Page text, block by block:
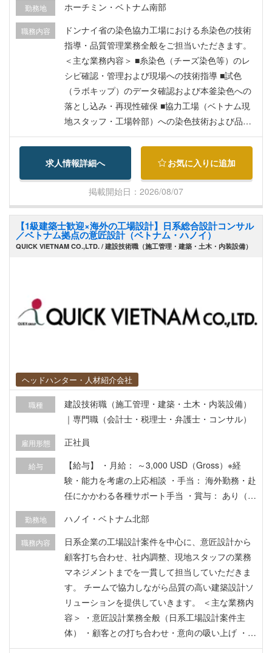
保険を想定 ※応相談
勤務地 ホーチミン・ベトナム南部
職務内容
ドンナイ省の染色協力工場における糸染色の技術
指導・品質管理業務全般をご担当いただきます。
＜主な業務内容＞ ■糸染色（チーズ染色等）のレ
シピ確認・管理および現場への技術指導 ■試色
（ラボキップ）のデータ確認および本釜染色への
落とし込み・再現性確保 ■協力工場（ベトナム現
地スタッフ・工場幹部）への染色技術および品質
管理の指導・標準化 ■色ぶれ、色落ち、斑（ム
ラ）などのトラブル発生時の原因究明および再発
防止策の指導 ■納入前品質検査の立ち合い、仕上
がりチェックおよび改善指示 【この求人のポイン
ト】 繊維商社のパイオニア企業のベトナム拠点
で、技術継承を担う重要ポジションでご活躍可能
です。 【募集背景】 協力工場の技術指導を行って
いる現任技術者が来年帰国予定となっているため
求人情報詳細へ お気に入りに追加
掲載開始日：2026/08/07
【1級建築士歓迎×海外の工場設計】日系総合設計コンサル
／ベトナム拠点の意匠設計（ベトナム・ハノイ）
QUICK VIETNAM CO.,LTD. / 建設技術職（施工管理・建築・土木・内装設備）
ヘッドハンター・人材紹介会社
職種
建設技術職（施工管理・建築・土木・内装設備）
｜専門職（会計士・税理士・弁護士・コンサル）
雇用形態 正社員
給与
【給与】 ・月給： ～3,000 USD（Gross）※経
験・能力を考慮の上応相談 ・手当： 海外勤務・赴
任にかかわる各種サポート手当 ・賞与： あり（業
査定） ※試用期間中の給与： Gross給与の85%支
給（月給2,550 USD） 【福利厚生】 ■VISA・労働
許可証・一時滞在許可証： ビザ・WP取得サポー
トあり（取得費用全額会社負担） ■医療・保険：
ベトナム国社会保険加入、海外医療保険（リバテ
ィ）加入、年1回健康診断 ■選考フロー： 書類選
考 ➔ 面接1〜2回（オンラインまたはベトナム現地
面接） ➔ 内定 ・出張： 案件に応じてあり ・試用
期間： 2ヶ月
勤務地 ハノイ・ベトナム北部
職務内容
日系企業の工場設計案件を中心に、意匠設計から
顧客打ち合わせ、社内調整、現地スタッフの業務
マネジメントまでを一貫して担当していただきま
す。 チームで協力しながら品質の高い建築設計ソ
リューションを提供していきます。 ＜主な業務内
容＞ ・意匠設計業務全般（日系工場設計案件主
体） ・顧客との打ち合わせ・意向の吸い上げ ・社
内調整業務 ・設計ローカルスタッフの業務マネジ